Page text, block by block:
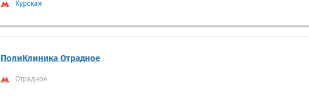
Курская
ПолиКлиника Отрадное
Отрадное